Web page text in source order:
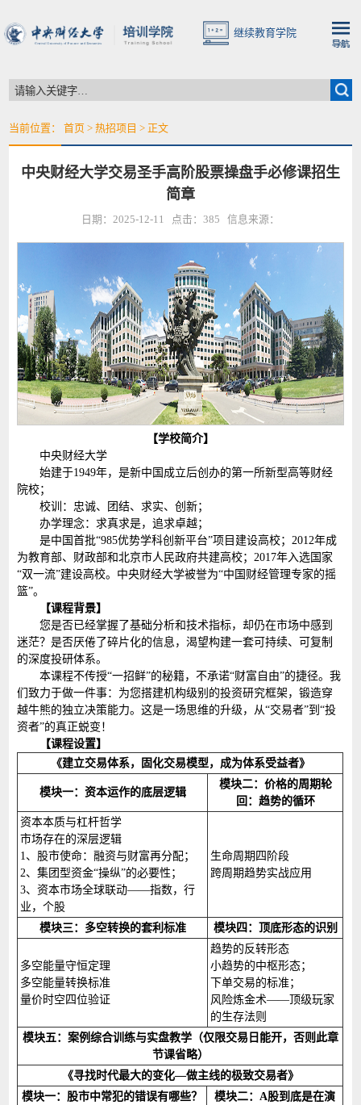
继续教育学院
当前位置： 首页 >热招项目 > 正文
中央财经大学交易圣手高阶股票操盘手必修课招生
简章
日期：2025-12-11 点击： 385 信息来源：
【学校简介】
中央财经大学
始建于1949年，是新中国成立后创办的第一所新型高等财经
院校；
校训：忠诚、团结、求实、创新；
办学理念：求真求是，追求卓越；
是中国首批“985优势学科创新平台”项目建设高校；2012年成
为教育部、财政部和北京市人民政府共建高校；2017年入选国家
“双一流”建设高校。中央财经大学被誉为“中国财经管理专家的摇
篮”。
【课程背景】
您是否已经掌握了基础分析和技术指标，却仍在市场中感到
迷茫？是否厌倦了碎片化的信息，渴望构建一套可持续、可复制
的深度投研体系。
本课程不传授“一招鲜”的秘籍，不承诺“财富自由”的捷径。我
们致力于做一件事：为您搭建机构级别的投资研究框架，锻造穿
越牛熊的独立决策能力。这是一场思维的升级，从“交易者”到“投
资者”的真正蜕变！
【课程设置】
《建立交易体系，固化交易模型，成为体系受益者》
模块一：资本运作的底层逻辑
模块二：价格的周期轮
回：趋势的循环
资本本质与杠杆哲学
市场存在的深层逻辑
1、股市使命：融资与财富再分配；
2、集团型资金“操纵”的必要性；
3、资本市场全球联动——指数，行
业，个股
生命周期四阶段
跨周期趋势实战应用
模块三：多空转换的套利标准 模块四：顶底形态的识别
多空能量守恒定理
多空能量转换标准
量价时空四位验证
趋势的反转形态
小趋势的中枢形态；
下单交易的标准；
风险炼金术——顶级玩家
的生存法则
模块五：案例综合训练与实盘教学（仅限交易日能开，否则此章
节课省略）
《寻找时代最大的变化—做主线的极致交易者》
模块一：股市中常犯的错误有哪些？
模块二：A股到底是在演